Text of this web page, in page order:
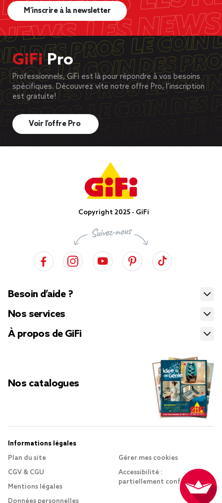
M’inscrire à la newsletter
GiFiPro
Professionnels, GiFi est là pour répondre à vos besoins
spécifiques. Découvrez vite notre offre Pro, l’inscription
est gratuite!
Voir l’offre Pro
Copyright 2025 - GiFi
Besoin d’aide ?
Nos services
À propos de GiFi
Nos catalogues
Informations légales
Plan du site
CGV & CGU
Mentions légales
Données personnelles
Gérer mes cookies
Accessibilité :
partiellement conforme